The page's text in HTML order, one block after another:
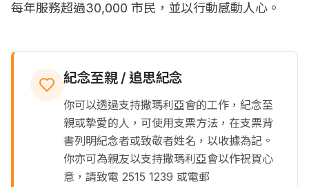
每年服務超過30,000 市民，並以行動感動人心。
紀念至親 / 追思紀念
你可以透過支持撒瑪利亞會的工作，紀念至
親或摯愛的人，可使用支票方法，在支票背
書列明紀念者或致敬者姓名，以收據為記。
你亦可為親友以支持撒瑪利亞會以作祝賀心
意，請致電 2515 1239 或電郵